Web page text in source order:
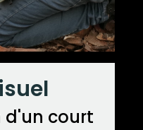
d'un court